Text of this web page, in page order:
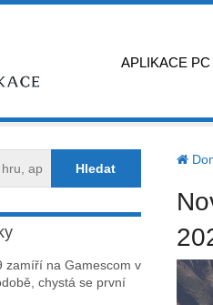
APLIKACE PC
zamíří na Gamescom v
chystá se první